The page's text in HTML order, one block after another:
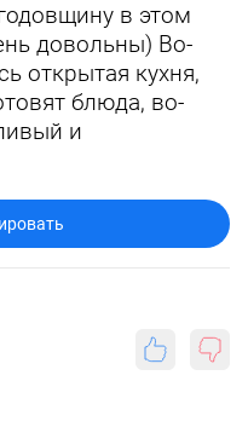
в этом
довольны) Во-
открытая кухня,
блюда, во-
и